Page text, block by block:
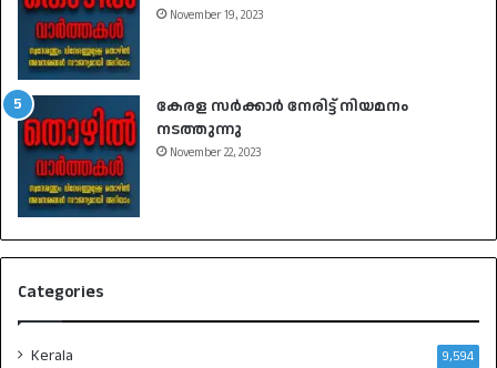
November 19, 2023
കേരള സർക്കാർ നേരിട്ട് നിയമനം
നടത്തുന്നു
November 22, 2023
Categories
Kerala 9,594